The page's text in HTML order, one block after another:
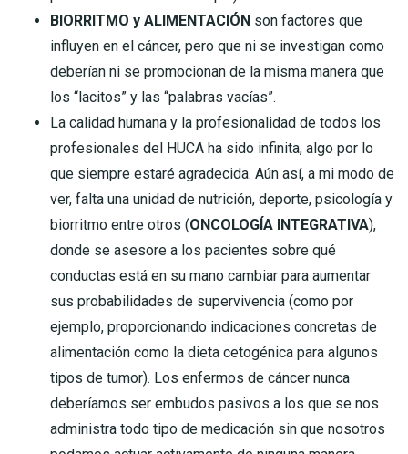
BIORRITMO y ALIMENTACIÓN son factores que
influyen en el cáncer, pero que ni se investigan como
deberían ni se promocionan de la misma manera que
los “lacitos” y las “palabras vacías”.
La calidad humana y la profesionalidad de todos los
profesionales del HUCA ha sido infinita, algo por lo
que siempre estaré agradecida. Aún así, a mi modo de
ver, falta una unidad de nutrición, deporte, psicología y
biorritmo entre otros (ONCOLOGÍA INTEGRATIVA),
donde se asesore a los pacientes sobre qué
conductas está en su mano cambiar para aumentar
sus probabilidades de supervivencia (como por
ejemplo, proporcionando indicaciones concretas de
alimentación como la dieta cetogénica para algunos
tipos de tumor). Los enfermos de cáncer nunca
deberíamos ser embudos pasivos a los que se nos
administra todo tipo de medicación sin que nosotros